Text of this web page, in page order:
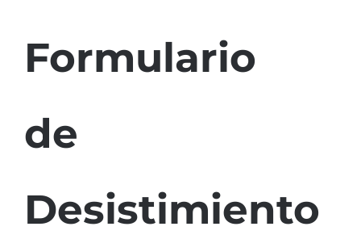
Formulario
de
Desistimiento